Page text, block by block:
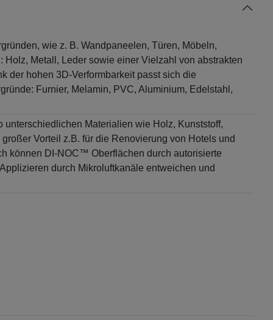
wie z. B. Wandpaneelen, Türen, Möbeln,
Metall, Leder sowie einer Vielzahl von abstrakten
der hohen 3D-Verformbarkeit passt sich die
Furnier, Melamin, PVC, Aluminium, Edelstahl,
Materialien wie Holz, Kunststoff,
Vorteil z.B. für die Renovierung von Hotels und
können DI-NOC™ Oberflächen durch autorisierte
durch Mikroluftkanäle entweichen und